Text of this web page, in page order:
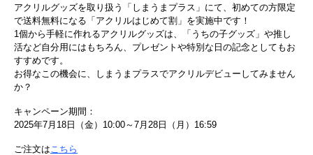
アクリルグッズを取り扱う「しまうまプラス」にて、初めての方限定
で送料無料になる「アクリルはじめて割」を実施中です！
1個から手軽に作れるアクリルグッズは、「うちの子グッズ」や推し
活など自分用にはもちろん、プレゼントや特別な日の記念としてもお
すすめです。
お得なこの機会に、しまうまプラスでアクリルデビューしてみません
か？
キャンペーン期間：
2025年7月18日（金）10:00～7月28日（月）16:59
ご注文はこちら